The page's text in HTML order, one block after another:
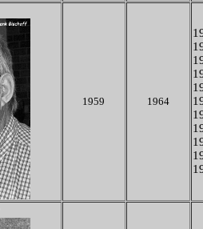
1959 1964